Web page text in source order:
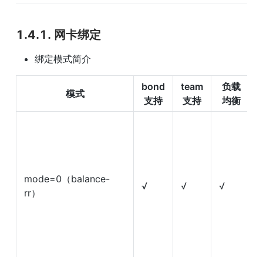
1.4.1. 网卡绑定
绑定模式简介
模式
bond
支持
team
支持
负载
均衡
mode=0（balance-
rr）
√ √ √